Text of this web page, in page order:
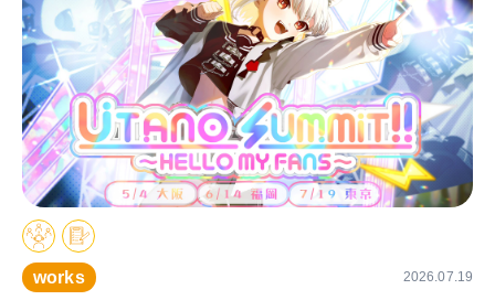
works 2026.07.19